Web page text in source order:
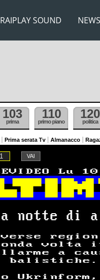
RAIPLAY SOUND NEWS
103
prima
110
primo piano
120
politica
Prima serata Tv Almanacco